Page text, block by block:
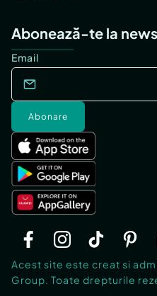
Abonează-te la
Email
Abonare
Acest site este creat si
Group. Toate drepturile